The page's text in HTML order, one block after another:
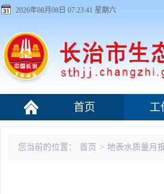
2026年08月08日 07:23:42 星期六
首页 工
您当前的位置： 首页 > 地表水质量月